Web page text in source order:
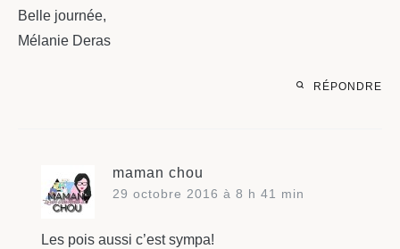
Belle journée,
Mélanie Deras
RÉPONDRE
maman chou
29 octobre 2016 à 8 h 41 min
Les pois aussi c’est sympa!